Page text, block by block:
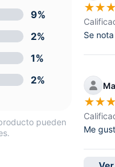
9%
2%
1%
2%
pueden
★★★
Se
★★★
Me